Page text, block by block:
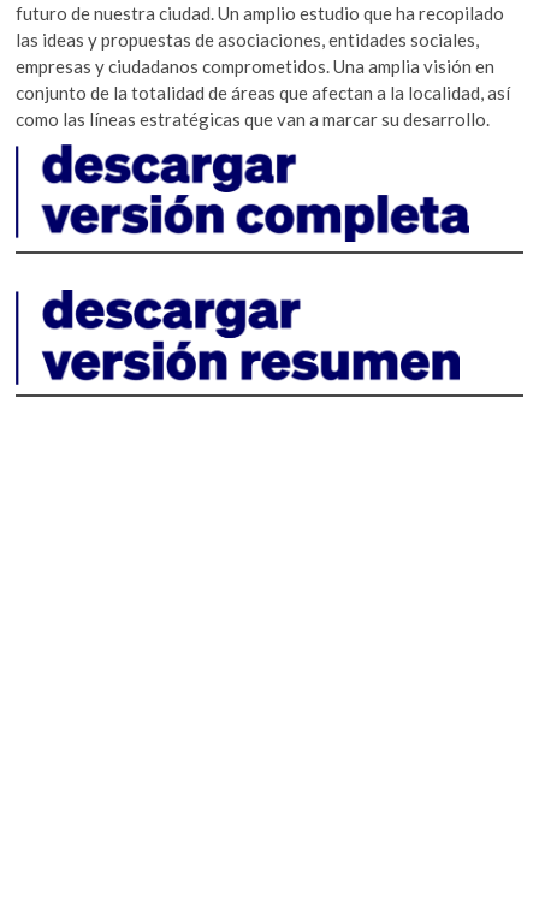
futuro de nuestra ciudad. Un amplio estudio que ha recopilado
las ideas y propuestas de asociaciones, entidades sociales,
empresas y ciudadanos comprometidos. Una amplia visión en
conjunto de la totalidad de áreas que afectan a la localidad, así
como las líneas estratégicas que van a marcar su desarrollo.